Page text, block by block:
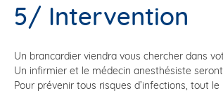
5/ Intervention
Un brancardier viendra vous chercher dans
Un infirmier et le médecin anesthésiste
Pour prévenir tous risques d’infections, tout